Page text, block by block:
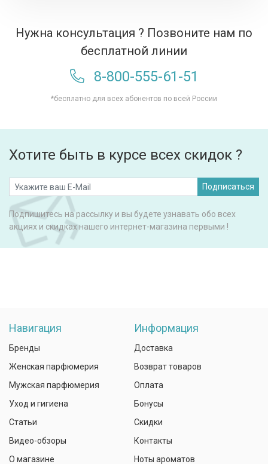
Нужна консультация ? Позвоните нам по
бесплатной линии
8-800-555-61-51
*бесплатно для всех абонентов по всей России
Хотите быть в курсе всех скидок ?
Подписаться
Подпишитесь на рассылку и вы будете узнавать обо всех
акциях и скидках нашего интернет-магазина первыми !
Навигация
Бренды
Женская парфюмерия
Мужская парфюмерия
Уход и гигиена
Статьи
Видео-обзоры
О магазине
Информация
Доставка
Возврат товаров
Оплата
Бонусы
Скидки
Контакты
Ноты ароматов